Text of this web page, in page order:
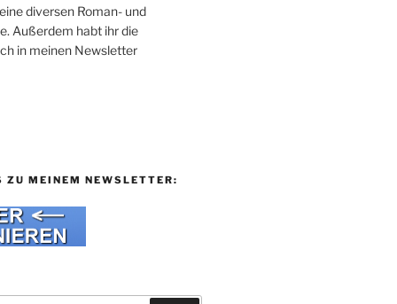
diversen Roman- und
Außerdem habt ihr die
in meinen Newsletter
ZU MEINEM NEWSLETTER: